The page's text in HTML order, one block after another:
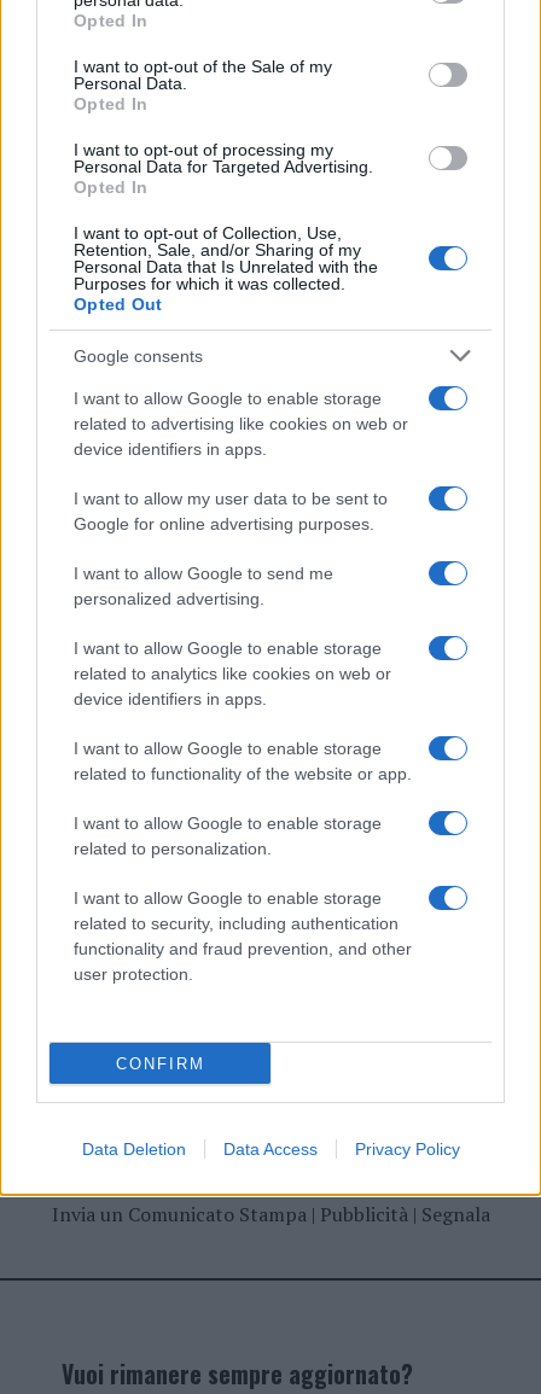
grant or deny consent to Google and its third-party tags to
use your data for below specified purposes in below Google
consent section.
Opted In
I want to opt-out of the Sale of my
Personal Data.
Opted In
I want to opt-out of processing my
Personal Data for Targeted Advertising.
Opted In
I want to opt-out of Collection, Use,
Retention, Sale, and/or Sharing of my
Personal Data that Is Unrelated with the
Purposes for which it was collected.
Opted Out
Google consents
I want to allow Google to enable storage
related to advertising like cookies on web or
device identifiers in apps.
I want to allow my user data to be sent to
Google for online advertising purposes.
I want to allow Google to send me
personalized advertising.
I want to allow Google to enable storage
related to analytics like cookies on web or
device identifiers in apps.
I want to allow Google to enable storage
related to functionality of the website or app.
I want to allow Google to enable storage
related to personalization.
I want to allow Google to enable storage
related to security, including authentication
functionality and fraud prevention, and other
user protection.
CONFIRM
Data Deletion Data Access Privacy Policy
NECROLOGIE
Mario Malu
Paolo Pinna
Martina Agostina Diturco
I nostri cari
I nostri cari
Invia un Comunicato Stampa| Pubblicità| Segnala
Vuoi rimanere sempre aggiornato?